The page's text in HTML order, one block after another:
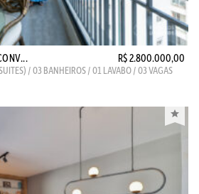
R$ 2.800.000,00
/ 03 BANHEIROS / 01 LAVABO / 03 VAGAS